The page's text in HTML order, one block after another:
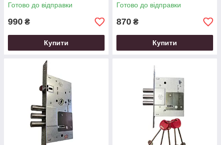
Готово до відправки
990 ₴
Купити
Готово до відправки
870 ₴
Купити